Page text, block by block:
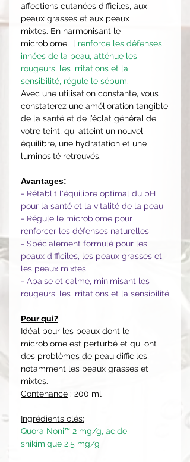
affections cutanées difficiles, aux
peaux grasses et aux peaux
mixtes. En harmonisant le
microbiome, il renforce les défenses
innées de la peau, atténue les
rougeurs, les irritations et la
sensibilité, régule le sébum.
Avec une utilisation constante, vous
constaterez une amélioration tangible
de la santé et de l’éclat général de
votre teint, qui atteint un nouvel
équilibre, une hydratation et une
luminosité retrouvés.
Avantages:
- Rétablit l'équilibre optimal du pH
pour la santé et la vitalité de la peau
- Régule le microbiome pour
renforcer les défenses naturelles
- Spécialement formulé pour les
peaux difficiles, les peaux grasses et
les peaux mixtes
- Apaise et calme, minimisant les
rougeurs, les irritations et la sensibilité
Pour qui?
Idéal pour les peaux dont le
microbiome est perturbé et qui ont
des problèmes de peau difficiles,
notamment les peaux grasses et
mixtes.
Contenance : 200 ml
Ingrédients clés:
Quora Noni™ 2 mg/g, acide
shikimique 2,5 mg/g